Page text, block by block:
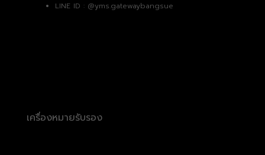
LINE ID : @yms.gatewaybangsue
เครื่องหมายรับรอง